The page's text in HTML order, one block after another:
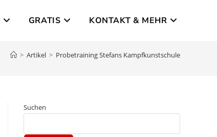
GRATIS KONTAKT & MEHR
> Artikel > Probetraining Stefans Kampfkunstschule
Suchen